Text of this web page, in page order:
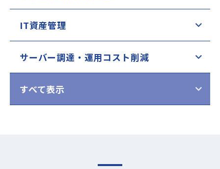
IT資産管理
サーバー調達・運用コスト削減
すべて表示